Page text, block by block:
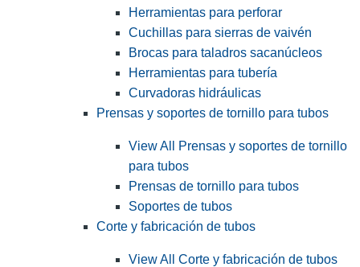
Herramientas para perforar
Cuchillas para sierras de vaivén
Brocas para taladros sacanúcleos
Herramientas para tubería
Curvadoras hidráulicas
Prensas y soportes de tornillo para tubos
View All Prensas y soportes de tornillo
para tubos
Prensas de tornillo para tubos
Soportes de tubos
Corte y fabricación de tubos
View All Corte y fabricación de tubos